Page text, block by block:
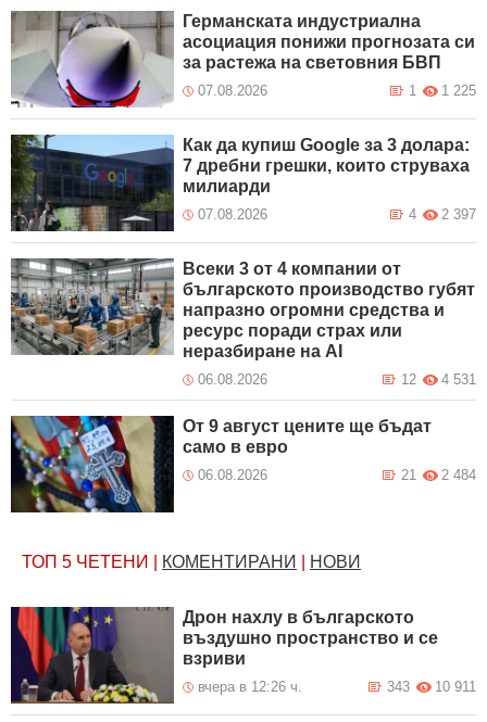
Германската индустриална
асоциация понижи прогнозата си
за растежа на световния БВП
07.08.2026 1 225
1
Как да купиш Google за 3 долара:
7 дребни грешки, които струваха
милиарди
07.08.2026 2 397
4
Всеки 3 от 4 компании от
българското производство губят
напразно огромни средства и
ресурс поради страх или
неразбиране на AI
06.08.2026 4 531
12
От 9 август цените ще бъдат
само в евро
06.08.2026 2 484
21
ТОП 5 ЧЕТЕНИ КОМЕНТИРАНИ НОВИ
Дрон нахлу в българското
въздушно пространство и се
взриви
вчера в 12:26 ч. 10 911
343